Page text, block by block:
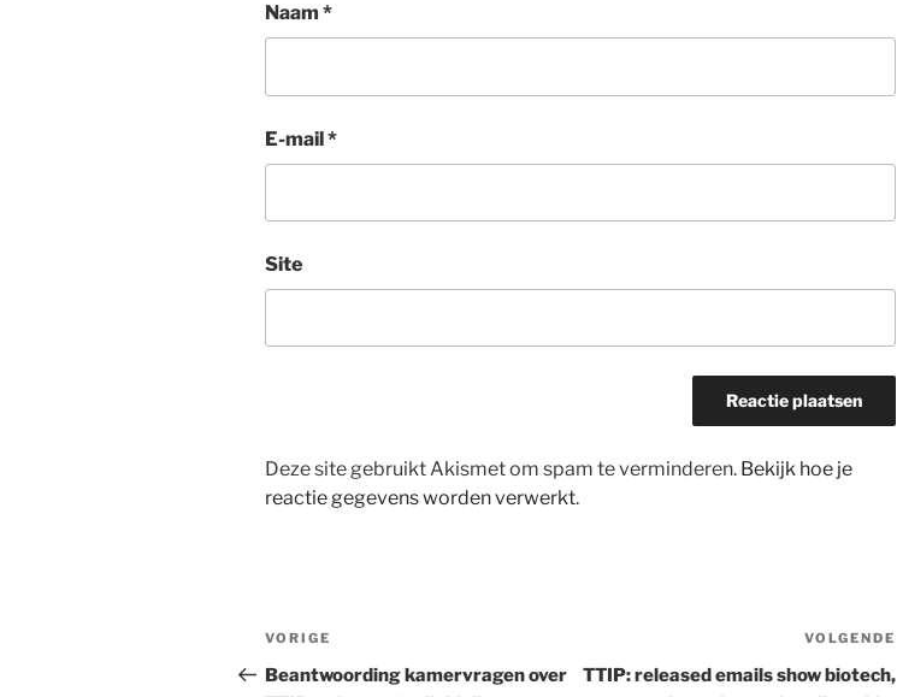
Naam *
E-mail*
Site
Deze site gebruikt Akismet om spam te verminderen. Bekijk hoe je
reactie gegevens worden verwerkt.
Bericht
navigatie
Vorig
bericht
VORIGE
Beantwoording kamervragen over
VOLGENDE
TTIP: released emails show biotech,